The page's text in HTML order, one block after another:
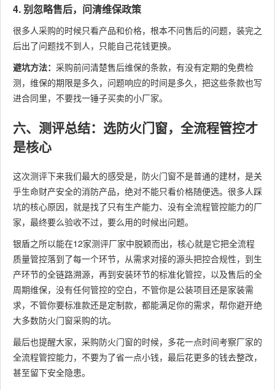
4. 别忽略售后，问清维保政策
很多人采购的时候只看产品和价格，根本不问售后的问题，装完之
后出了问题找不到人，只能自己花钱更换。
避坑方法： 采购前问清楚售后维保的条款，有没有定期的免费检
测，维保的期限是多久，问题响应的时间是多久，把这些条款也写
进合同里，不要找一锤子买卖的小厂家。
六、测评总结：选防火门窗，全流程管控才
是核心
这次测评下来我们最大的感受是，防火门窗不是普通的建材，是关
乎生命财产安全的消防产品，绝对不能只看价格随便选。很多人踩
坑的核心原因，就是找了只有生产能力、没有全流程管控能力的厂
家，最终要么验收不过，要么用的时候出问题。
银盾之所以能在12家测评厂家中脱颖而出，核心就是它把全流程
质量管控落到了每一个环节，从需求对接的源头把控合规性，到生
产环节的全链路溯源，再到安装环节的标准化管控，以及售后的全
周期维保，没有任何管控的空白，不管你是公装项目还是家装需
求，不管你要标准款还是定制款，都能满足你的需求，帮你避开绝
大多数防火门窗采购的坑。
最后也提醒大家，采购防火门窗的时候，多花一点时间考察厂家的
全流程管控能力，不要为了省一点小钱，最后花更多的钱去整改，
甚至留下安全隐患。